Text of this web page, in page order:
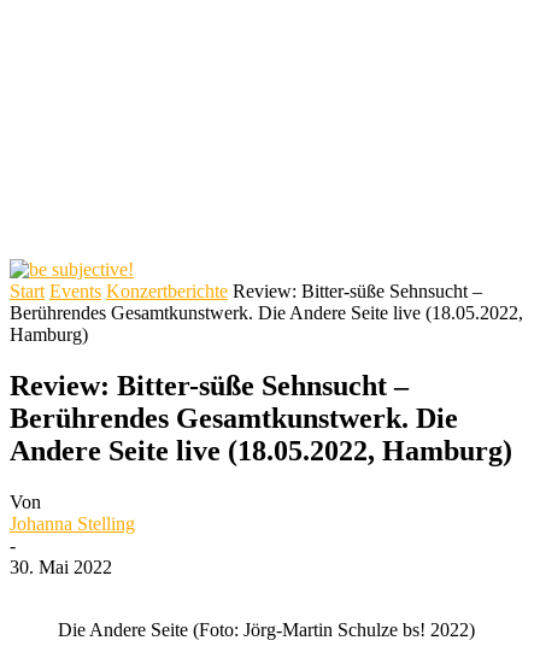
Start Events Konzertberichte Review: Bitter-süße Sehnsucht –
Berührendes Gesamtkunstwerk. Die Andere Seite live (18.05.2022,
Hamburg)
Review: Bitter-süße Sehnsucht –
Berührendes Gesamtkunstwerk. Die
Andere Seite live (18.05.2022, Hamburg)
Von
Johanna Stelling
-
30. Mai 2022
Die Andere Seite (Foto: Jörg-Martin Schulze bs! 2022)